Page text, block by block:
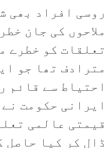
روسی افراد بھی
ملاحوں کی جان
تعلقات کو خطرے
مترادف تھا جو
احتیاط سے قائم
ایرانی حکومت
قیمتی عالمی
ڈال کر کیا حاصل